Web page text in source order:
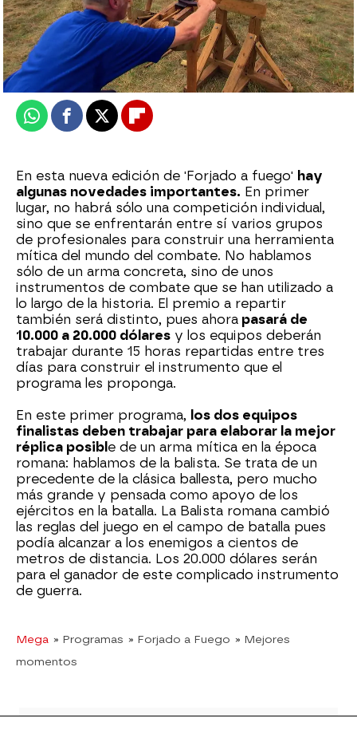
mega
Publicado: 31 de marzo de 2025, 23:30
WhatsappFacebook
X Flipboard
En esta nueva edición de 'Forjado a fuego' hay
algunas novedades importantes. En primer
lugar, no habrá sólo una competición individual,
sino que se enfrentarán entre sí varios grupos
de profesionales para construir una herramienta
mítica del mundo del combate. No hablamos
sólo de un arma concreta, sino de unos
instrumentos de combate que se han utilizado a
lo largo de la historia. El premio a repartir
también será distinto, pues ahora pasará de
10.000 a 20.000 dólares y los equipos deberán
trabajar durante 15 horas repartidas entre tres
días para construir el instrumento que el
programa les proponga.
En este primer programa, los dos equipos
finalistas deben trabajar para elaborar la mejor
réplica posibl e de un arma mítica en la época
romana: hablamos de la balista. Se trata de un
precedente de la clásica ballesta, pero mucho
más grande y pensada como apoyo de los
ejércitos en la batalla. La Balista romana cambió
las reglas del juego en el campo de batalla pues
podía alcanzar a los enemigos a cientos de
metros de distancia. Los 20.000 dólares serán
para el ganador de este complicado instrumento
de guerra.
Mega » Programas » Forjado a Fuego » Mejores
momentos